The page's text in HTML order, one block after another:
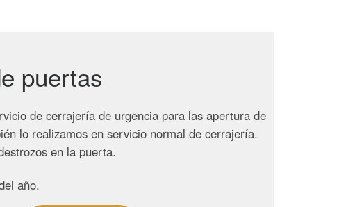
puertas
de cerrajería de urgencia para las apertura de
lo realizamos en servicio normal de cerrajería.
en la puerta.
año.